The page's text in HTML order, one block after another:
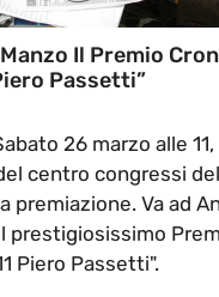
Il Premio
Passetti”
26 marzo alle
centro congressi
premiazione. Va ad
prestigiosissimo
Piero Passetti".